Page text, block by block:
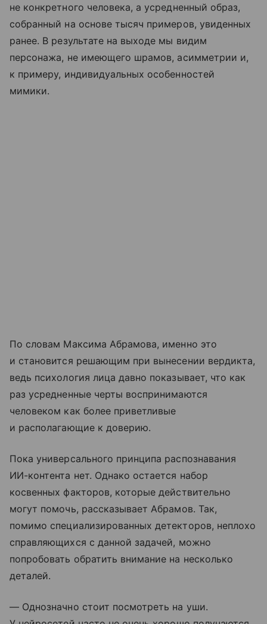
не конкретного человека, а усредненный образ,
собранный на основе тысяч примеров, увиденных
ранее. В результате на выходе мы видим
персонажа, не имеющего шрамов, асимметрии и,
к примеру, индивидуальных особенностей
мимики.
По словам Максима Абрамова, именно это
и становится решающим при вынесении вердикта,
ведь психология лица давно показывает, что как
раз усредненные черты воспринимаются
человеком как более приветливые
и располагающие к доверию.
Пока универсального принципа распознавания
ИИ-контента нет. Однако остается набор
косвенных факторов, которые действительно
могут помочь, рассказывает Абрамов. Так,
помимо специализированных детекторов, неплохо
справляющихся с данной задачей, можно
попробовать обратить внимание на несколько
деталей.
— Однозначно стоит посмотреть на уши.